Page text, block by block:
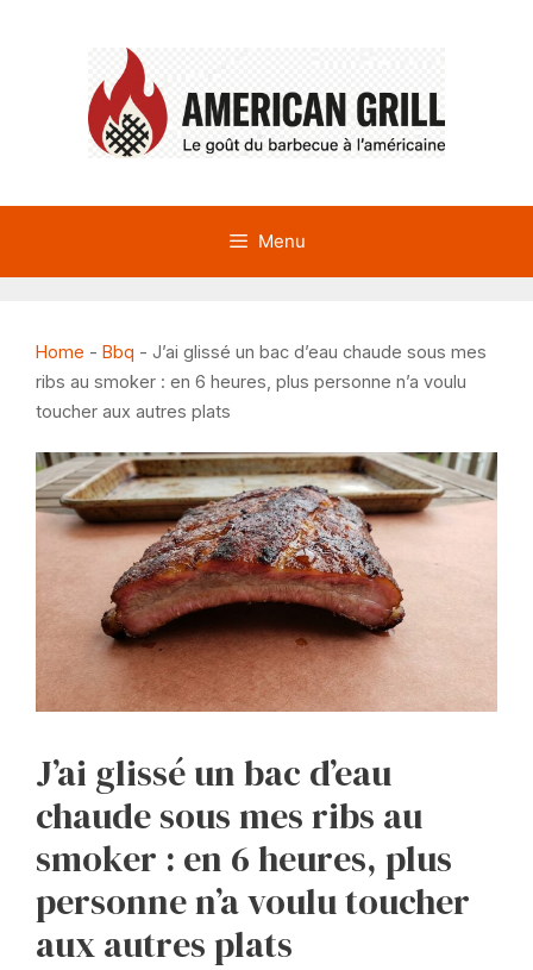
Menu
Home - Bbq - J’ai glissé un bac d’eau chaude sous mes
ribs au smoker : en 6 heures, plus personne n’a voulu
toucher aux autres plats
J’ai glissé un bac d’eau
chaude sous mes ribs au
smoker : en 6 heures, plus
personne n’a voulu toucher
aux autres plats